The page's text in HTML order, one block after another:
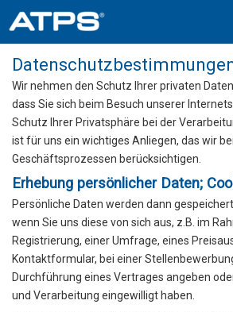
Zeit und Zutritt – ATPS- ATPS
Wir nehmen den Schutz Ihrer privaten
dass Sie sich beim Besuch unserer
Schutz Ihrer Privatsphäre bei der
ist für uns ein wichtiges Anliegen, das wir
Geschäftsprozessen berücksichtigen.
Erhebung persönlicher Daten;
Persönliche Daten werden dann
wenn Sie uns diese von sich aus, z.B. im
Registrierung, einer Umfrage, eines
Kontaktformular, bei einer
Durchführung eines Vertrages angeben
und Verarbeitung eingewilligt haben.